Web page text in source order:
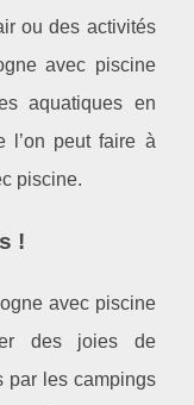
ou des activités
avec piscine
aquatiques en
l’on peut faire à
piscine.
!
avec piscine
des joies de
par les campings